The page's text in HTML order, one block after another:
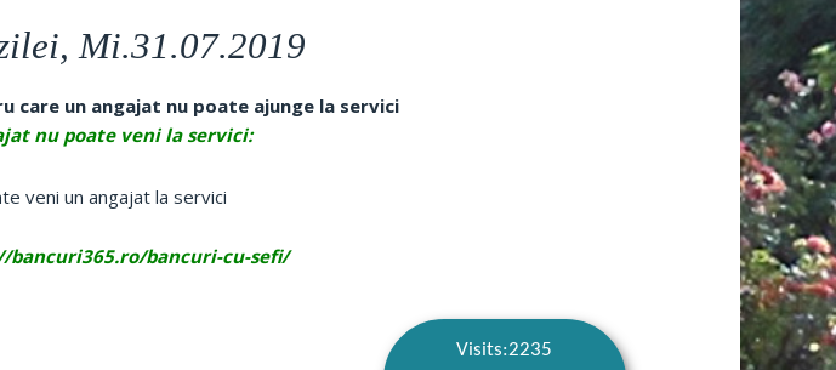
Mi.31.07.2019
care un angajat nu poate ajunge la servici
nu poate veni la servici:
bancuri365.ro/bancuri-cu-sefi/
Visits:2235